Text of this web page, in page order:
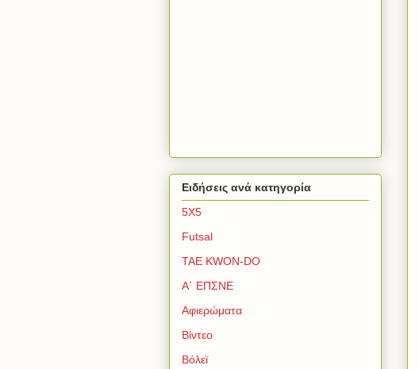
Ειδήσεις ανά κατηγορία
5Χ5
Futsal
TAE KWON-DO
Α΄ ΕΠΣΝΕ
Αφιερώματα
Βίντεο
Βόλεϊ